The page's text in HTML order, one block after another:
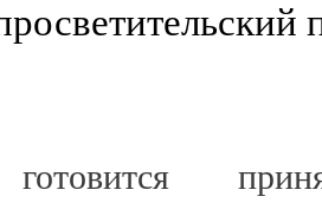
готовится